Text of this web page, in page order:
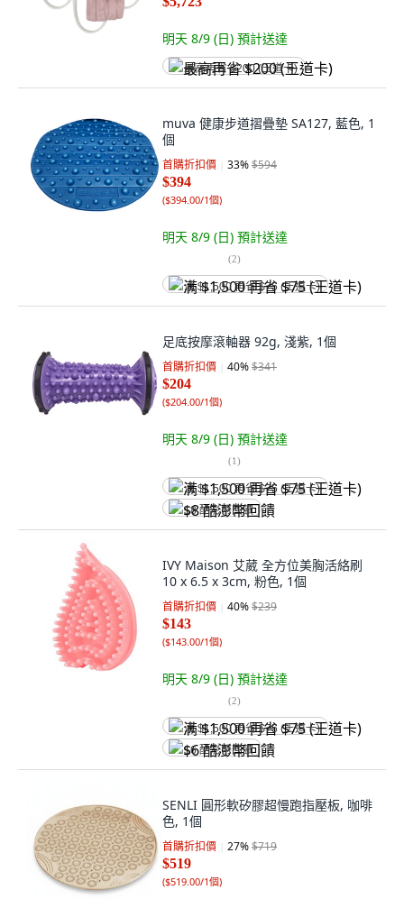
明天 8/9 (日) 預計送達
最高再省 $200 (王道卡)
muva 健康步道摺疊墊 SA127, 藍色, 1
個
首購折扣價 33%$594
$394
($394.00/1個)
明天 8/9 (日) 預計送達
(2)
满 $1,500 再省 $75 (王道卡)
足底按摩滾軸器 92g, 淺紫, 1個
首購折扣價 40%$341
$204
($204.00/1個)
明天 8/9 (日) 預計送達
(1)
满 $1,500 再省 $75 (王道卡)
$8 酷澎幣回饋
IVY Maison 艾葳 全方位美胸活絡刷
10 x 6.5 x 3cm, 粉色, 1個
首購折扣價 40%$239
$143
($143.00/1個)
明天 8/9 (日) 預計送達
(2)
满 $1,500 再省 $75 (王道卡)
$6 酷澎幣回饋
SENLI 圓形軟矽膠超慢跑指壓板, 咖啡
色, 1個
首購折扣價 27%$719
$519
($519.00/1個)